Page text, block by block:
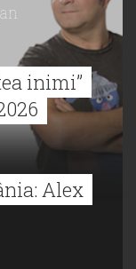
inimi”
Alex